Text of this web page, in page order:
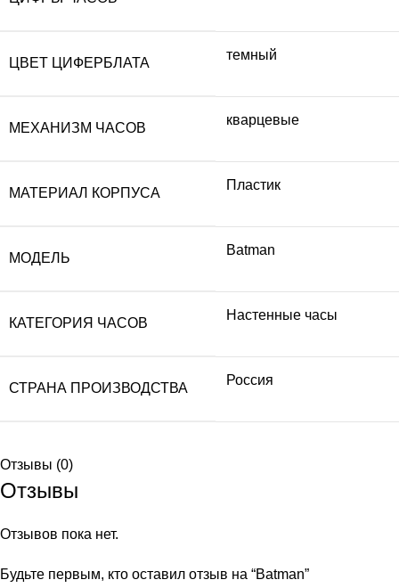
ЦВЕТ ЦИФЕРБЛАТА
темный
МЕХАНИЗМ ЧАСОВ
кварцевые
МАТЕРИАЛ КОРПУСА
Пластик
МОДЕЛЬ
Batman
КАТЕГОРИЯ ЧАСОВ
Настенные часы
СТРАНА ПРОИЗВОДСТВА
Россия
Отзывы (0)
Отзывы
Отзывов пока нет.
Будьте первым, кто оставил отзыв на “Batman”